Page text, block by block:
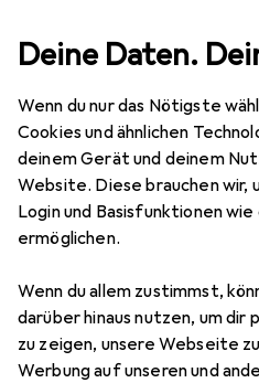
Deine Daten.
Wenn du nur das Nötigste
Cookies und ähnlichen
deinem Gerät und deinem
Website. Diese brauchen wir,
Login und Basisfunktionen
ermöglichen.
Wenn du allem zustimmst,
darüber hinaus nutzen, um
zu zeigen, unsere Webseite
Werbung auf unseren und
Haushalt Sohlen
SidasLaufeinlagen
EUR
38,21
Bewertungen